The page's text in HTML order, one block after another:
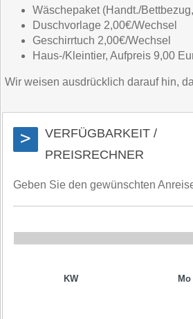
Wäschepaket (Handt./
Duschvorlage 2,00€/Wechsel
Geschirrtuch 2,00€/Wechsel
Haus-/Kleintier, Aufpreis 9,00
Wir weisen ausdrücklich darauf hin,
>
VERFÜGBARKEIT /
PREISRECHNER
Geben Sie den gewünschten
KW Mo